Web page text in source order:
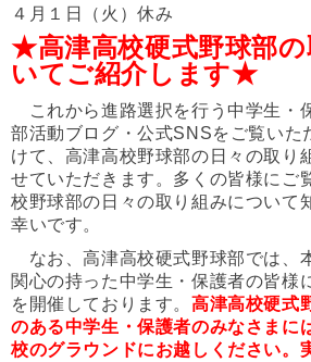
４月１日（火）休み
★高津高校硬式野球部
いてご紹介します★
これから進路選択を行う中学生・
部活動ブログ・公式SNSをご覧いた
けて、高津高校野球部の日々の取 り
せていただきます。多くの皆様にご
校野球部の日々の取り組みについて
幸いです。
なお、高津高校硬式野球部では、
関心の持った中学生・保護者の皆様
を開催しております。 高津高校硬式
のある中学生・保護者のみなさまに
校のグラウンドにお越しください。